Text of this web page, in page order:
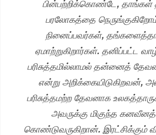
பின்பற்றிக்கொண்டே, தாங்கள்
பரலோகத்தை
நினைப்பவர்கள்,
ஏமாற்றுகிறார்கள். தனிப்பட்ட
பரிசுத்தமில்லாமல் தன்னைத்
என்று அறிக்கையிடுகிறவன்,
பரிசுத்தமற்ற தேவனாக
அவருக்கு மிகுந்த
கொண்டுவருகிறான். இரட்சிக்கும்